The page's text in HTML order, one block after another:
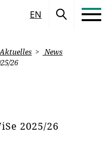
EN
News
26
2025/26